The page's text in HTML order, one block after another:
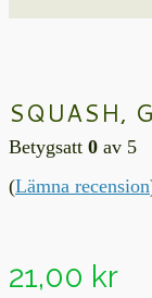
SQUASH,
Betygsatt 0 av 5
(Lämna recension
21,00 kr